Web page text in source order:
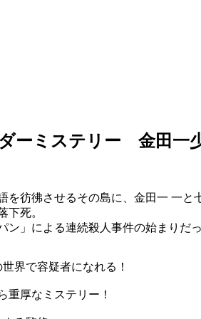
ダーミステリー 金田
を彷彿させるその島に、金田一 一と
下死。
ン」による連続殺人事件の始まりだっ
界で容疑者になれる！
重厚なミステリー！